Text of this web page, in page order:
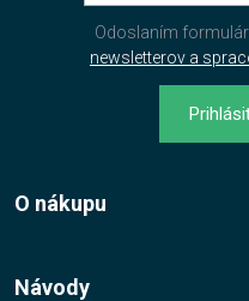
Odoslaním
newsletterov a
O nákupu
Jak nakupovat?
Návody